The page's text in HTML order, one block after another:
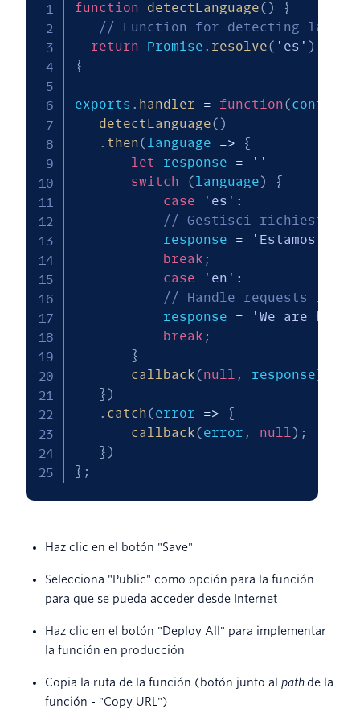
function detectLanguage( )
{
// Function for detecting
return Promise . resolve( 'es' )
}
exports . handler = function(context
detectLanguage( )
. then(language =>
{
let response =
''
switch
(language)
{
case
'es' :
// Gestisci richieste
           response
=
'Estamos
break ;
case
'en' :
// Handle requests in
           response
=
'We are
break ;
}
callback(null , response)
} )
. catch(error =>
{
callback(error , null ) ;
} )
} ;
Haz clic en el botón "Save"
Selecciona "Public" como opción para la función
para que se pueda acceder desde Internet
Haz clic en el botón "Deploy All" para implementar
la función en producción
Copia la ruta de la función (botón junto al pathde la
función - "Copy URL")